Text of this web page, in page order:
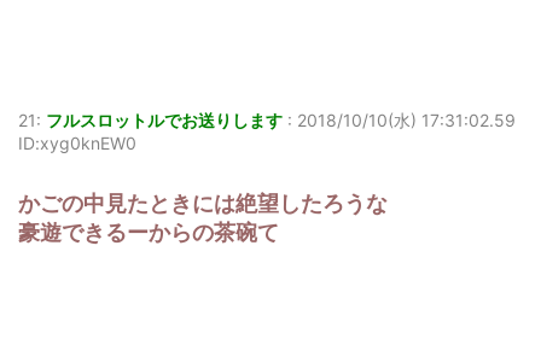
21: フルスロットルでお送りします : 2018/10/10(水) 17:31:02.59
ID:xyg0knEW0
かごの中見たときには絶望したろうな
豪遊できるーからの茶碗て